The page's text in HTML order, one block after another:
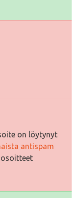
on löytynyt
antispam